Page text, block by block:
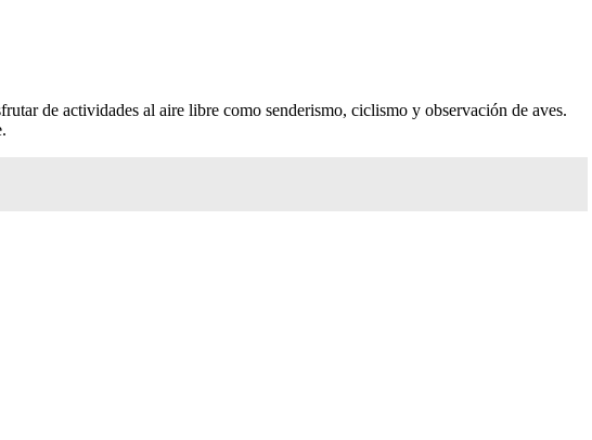
de actividades al aire libre como senderismo, ciclismo y observación de aves.